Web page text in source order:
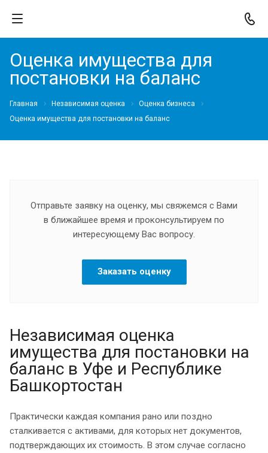
Оценка имущества для
постановки на баланс
Главная Независимая оценка
Оценка бизнеса
Оценка имущества для постановки на баланс
Отправьте заявку на оценку, мы свяжемся с Вами
в ближайшее время и проконсультируем по
интересующему Вас вопросу.
Заказать оценку
Независимая оценка
имущества для постановки на
баланс в Уфе и Республике
Башкортостан
Практически каждая компания рано или поздно
сталкивается с активами, для которых нет документов,
подтверждающих их стоимость. В этом случае согласно